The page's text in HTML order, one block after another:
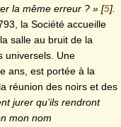
la même erreur ? » [5].
la Société accueille
salle au bruit de la
universels. Une
ans, est portée à la
réunion des noirs et des
jurer qu’ils rendront
mon nom